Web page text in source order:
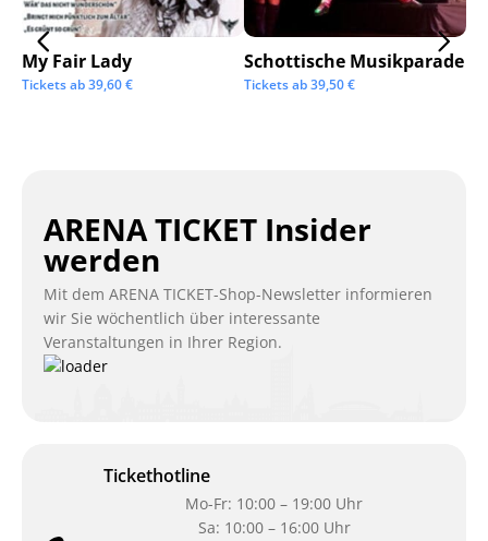
My Fair Lady
Tickets ab39,60€
Schottische Musikparade
Tickets ab39,50€
ARENA TICKET Insider
werden
Mit dem ARENA TICKET-Shop-Newsletter informieren
wir Sie wöchentlich über interessante
Veranstaltungen in Ihrer Region.
Tickethotline
Mo-Fr: 10:00 – 19:00 Uhr
Sa: 10:00 – 16:00 Uhr